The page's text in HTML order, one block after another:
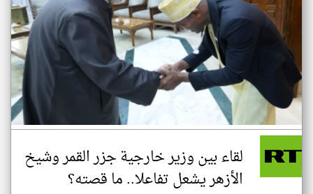
لقاء بين وزير خارجية جزر القمر وشيخ
الأزهر يشعل تفاعلا.. ما قصته؟